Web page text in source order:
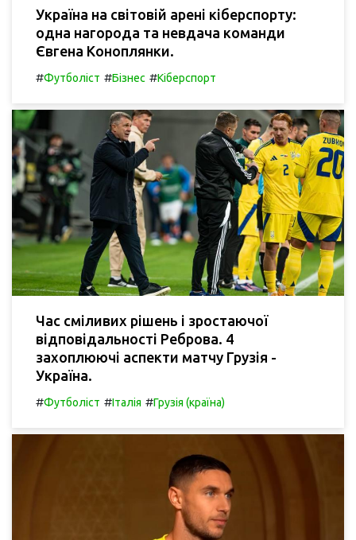
Україна на світовій арені кіберспорту:
одна нагорода та невдача команди
Євгена Коноплянки.
#Футболіст #Бізнес #Кіберспорт
Час сміливих рішень і зростаючої
відповідальності Реброва. 4
захоплюючі аспекти матчу Грузія -
Україна.
#Футболіст #Італія #Грузія (країна)